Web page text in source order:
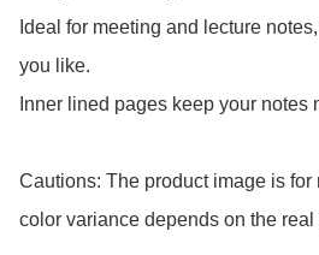
Ideal for meeting and lecture
you like.
Inner lined pages keep your notes
Cautions: The product image is for
color variance depends on the real